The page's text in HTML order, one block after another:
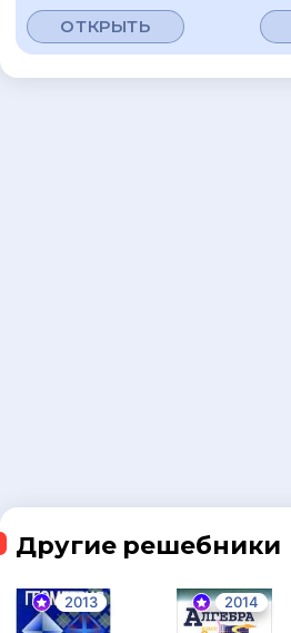
ОТКРЫТЬ
Другие решебники
2013 2014